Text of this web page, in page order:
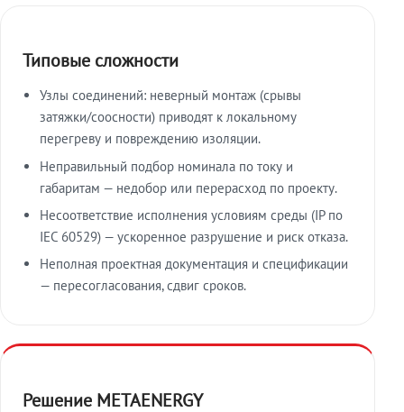
Типовые сложности
Узлы соединений: неверный монтаж (срывы
затяжки/соосности) приводят к локальному
перегреву и повреждению изоляции.
Неправильный подбор номинала по току и
габаритам — недобор или перерасход по проекту.
Несоответствие исполнения условиям среды (IP по
IEC 60529) — ускоренное разрушение и риск отказа.
Неполная проектная документация и спецификации
— пересогласования, сдвиг сроков.
Решение METAENERGY